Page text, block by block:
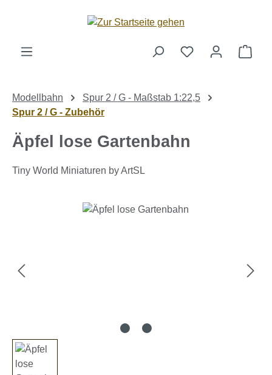
Zum Hauptinhalt springen
Modellbahn
Spur 2 / G - Maßstab 1:22,5
Spur 2 / G - Zubehör
Äpfel lose Gartenbahn
Tiny World Miniaturen by ArtSL
Bildergalerie überspringen